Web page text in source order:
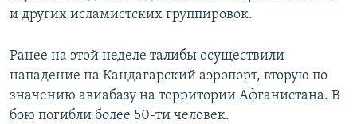
и других исламистских группировок.
Ранее на этой неделе талибы осуществили
нападение на Кандагарский аэропорт, вторую по
значению авиабазу на территории Афганистана. В
бою погибли более 50-ти человек.